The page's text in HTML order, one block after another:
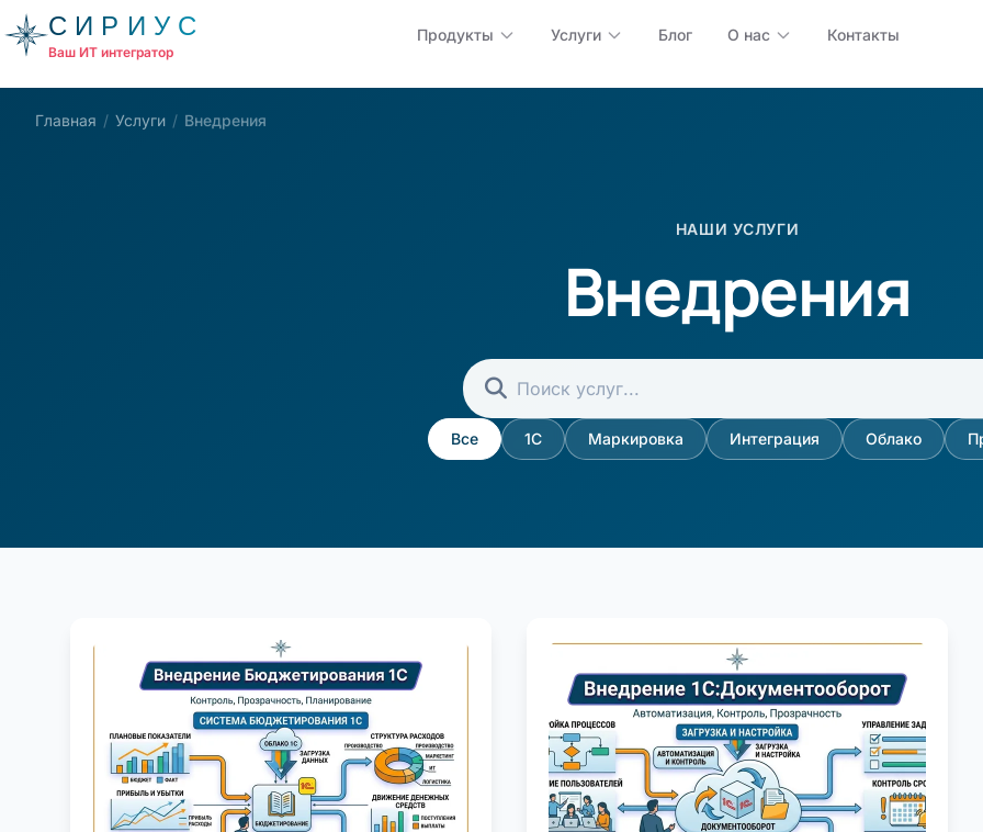
СИРИУС
Ваш ИТ интегратор
Продукты Услуги Блог О нас Контакты
Главная / Услуги / Внедрения
НАШИ УСЛУГИ
Внедрения
Все 1С Маркировка Интеграция Облако
Каталог услуг по внедрению 1С и